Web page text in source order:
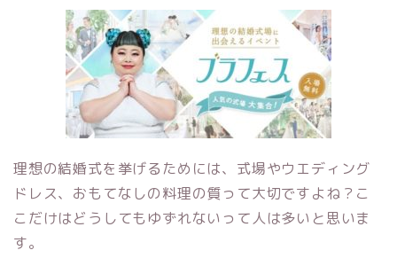
理想の結婚式を挙げるためには、式場やウエディング
ドレス、おもてなしの料理の質って大切ですよね？こ
こだけはどうしてもゆずれないって人は多いと思いま
す。